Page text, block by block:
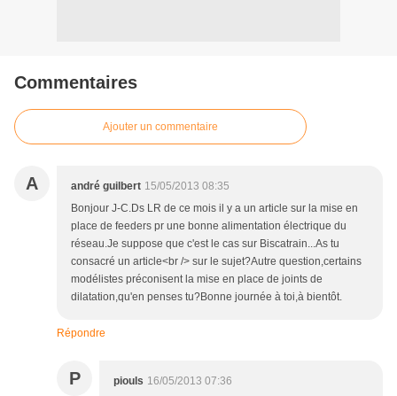
Commentaires
Ajouter un commentaire
A andré guilbert 15/05/2013 08:35
Bonjour J-C.Ds LR de ce mois il y a un article sur la mise en
place de feeders pr une bonne alimentation électrique du
réseau.Je suppose que c'est le cas sur Biscatrain...As tu
consacré un article<br /> sur le sujet?Autre question,certains
modélistes préconisent la mise en place de joints de
dilatation,qu'en penses tu?Bonne journée à toi,à bientôt.
Répondre
P piouls 16/05/2013 07:36